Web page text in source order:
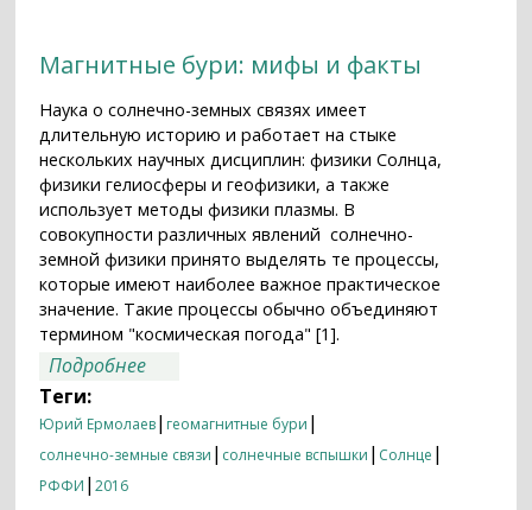
Магнитные бури: мифы и факты
Наука о солнечно-земных связях имеет
длительную историю и работает на стыке
нескольких научных дисциплин: физики Солнца,
физики гелиосферы и геофизики, а также
использует методы физики плазмы. В
совокупности различных явлений солнечно-
земной физики принято выделять те процессы,
которые имеют наиболее важное практическое
значение. Такие процессы обычно объединяют
термином "космическая погода" [1].
Подробнее
Теги:
Юрий Ермолаев| геомагнитные бури |
солнечно-земные связи | солнечные вспышки | Солнце |
РФФИ |2016